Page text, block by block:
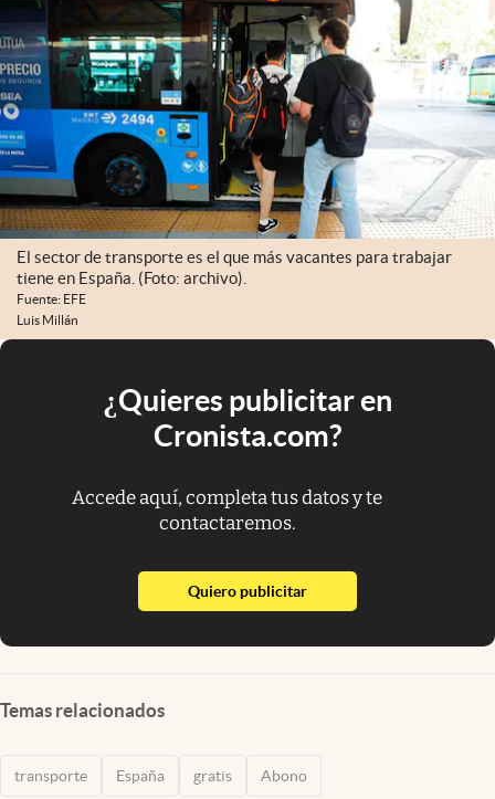
El sector de transporte es el que más vacantes para trabajar
tiene en España. (Foto: archivo).
Fuente: EFE
Luis Millán
¿Quieres publicitar en
Cronista.com?
Accede aquí, completa tus datos y te
contactaremos.
Quiero publicitarabre en nueva pestaña
Temas relacionados
transporte España gratis Abono